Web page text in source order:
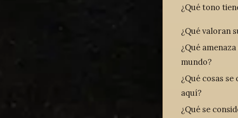
¿Qué tono
¿Qué valoran
¿Qué
mundo?
¿Qué cosas
aquí?
¿Qué se